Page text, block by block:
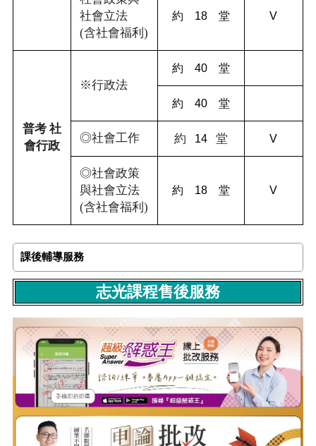
社會立法
(含社會福利)
約 18 堂 V
普考 社
會行政
※行政法
約 40 堂
約 40 堂
◎社會工作 約 14堂 V
◎社會政策
與社會立法
(含社會福利)
約 18 堂 V
課後輔導服務
志光課程售後服務